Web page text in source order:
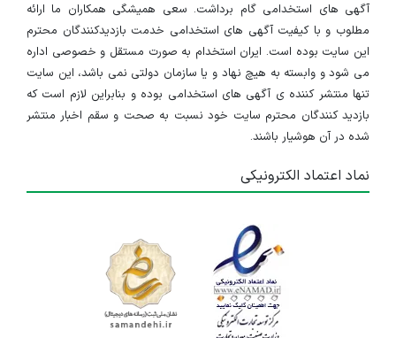
آگهی های استخدامی گام برداشت. سعی همیشگی همکاران ما ارائه
مطلوب و با کیفیت آگهی های استخدامی خدمت بازدیدکنندگان محترم
این سایت بوده است. ایران استخدام به صورت مستقل و خصوصی اداره
می شود و وابسته به هیچ نهاد و یا سازمان دولتی نمی باشد، این سایت
تنها منتشر کننده ی آگهی های استخدامی بوده و بنابراین لازم است که
بازدید کنندگان محترم سایت خود نسبت به صحت و سقم اخبار منتشر
شده در آن هوشیار باشند.
نماد اعتماد الکترونیکی